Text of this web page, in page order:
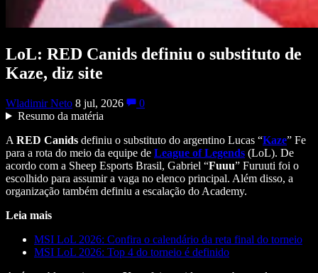
LoL: RED Canids definiu o substituto de
Kaze, diz site
Wladimir Neto 8 jul, 2026
0
Resumo da matéria
A RED Canids definiu o substituto do argentino Lucas “Kaze” Fe
para a rota do meio da equipe de League of Legends (LoL). De
acordo com a Sheep Esports Brasil, Gabriel “Fuuu” Furuuti foi o
escolhido para assumir a vaga no elenco principal. Além disso, a
organização também definiu a escalação do Academy.
Leia mais
MSI LoL 2026: Confira o calendário da reta final do torneio
MSI LoL 2026: Top 4 do torneio é definido